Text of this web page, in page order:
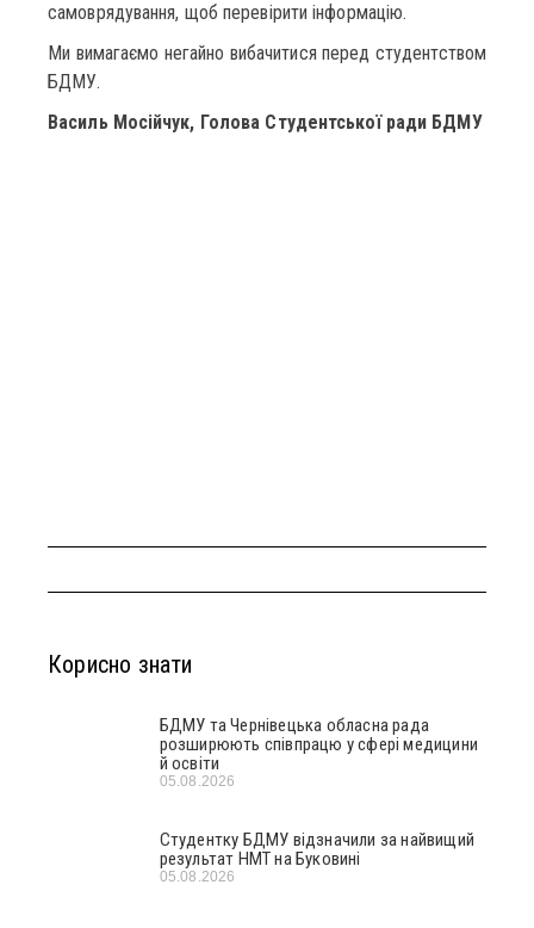
самоврядування, щоб перевірити інформацію.
Ми вимагаємо негайно вибачитися перед студентством
БДМУ.
Василь Мосійчук, Голова Студентської ради БДМУ
Корисно знати
БДМУ та Чернівецька обласна рада
розширюють співпрацю у сфері медицини
й освіти
05.08.2026
Студентку БДМУ відзначили за найвищий
результат НМТ на Буковині
05.08.2026